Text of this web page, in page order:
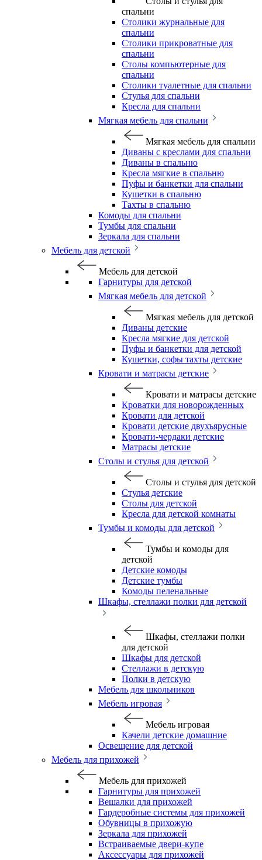
спальни
Столики журнальные для
спальни
Столики прикроватные для
спальни
Столы компьютерные для
спальни
Столики туалетные для спальни
Стулья для спальни
Кресла для спальни
Мягкая мебель для спальни
Мягкая мебель для спальни
Диваны с креслами для спальни
Диваны в спальню
Кресла мягкие в спальню
Пуфы и банкетки для спальни
Кушетки в спальню
Тахты в спальню
Комоды для спальни
Тумбы для спальни
Зеркала для спальни
Мебель для детской
Мебель для детской
Гарнитуры для детской
Мягкая мебель для детской
Мягкая мебель для детской
Диваны детские
Кресла мягкие для детской
Пуфы и банкетки для детской
Кушетки, софы тахты детские
Кровати и матрасы детские
Кровати и матрасы детские
Кроватки для новорожденных
Кровати для детской
Кровати детские двухъярусные
Кровати-чердаки детские
Матрасы детские
Столы и стулья для детской
Столы и стулья для детской
Стулья детские
Столы для детской
Кресла для детской комнаты
Тумбы и комоды для детской
Тумбы и комоды для
детской
Детские комоды
Детские тумбы
Комоды пеленальные
Шкафы, стеллажи полки для детской
Шкафы, стеллажи полки
для детской
Шкафы для детской
Стеллажи в детскую
Полки в детскую
Мебель для школьников
Мебель игровая
Мебель игровая
Качели детские домашние
Освещение для детской
Мебель для прихожей
Мебель для прихожей
Гарнитуры для прихожей
Вешалки для прихожей
Гардеробные системы для прихожей
Обувницы в прихожую
Зеркала для прихожей
Встраиваемые двери-купе
Аксессуары для прихожей